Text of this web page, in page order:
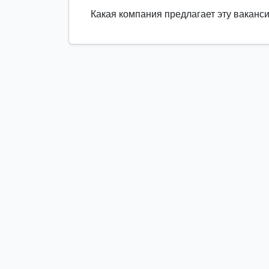
Какая компания предлагает эту